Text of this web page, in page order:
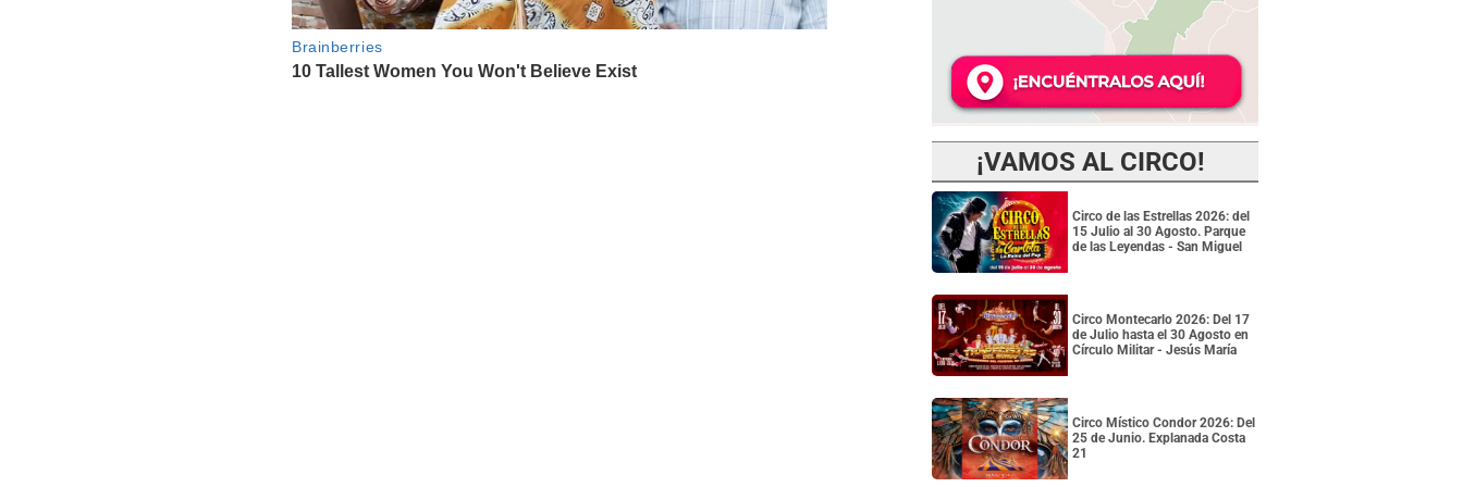
¡VAMOS AL CIRCO!
Circo de las Estrellas 2026: del
15 Julio al 30 Agosto. Parque
de las Leyendas - San Miguel
Circo Montecarlo 2026: Del 17
de Julio hasta el 30 Agosto en
Círculo Militar - Jesús María
Circo Místico Condor 2026: Del
25 de Junio. Explanada Costa
21